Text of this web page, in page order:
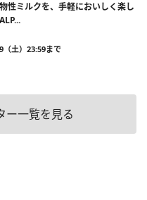
性ミルクを、手軽においしく楽し
（土）23:59まで
ー一覧を見る